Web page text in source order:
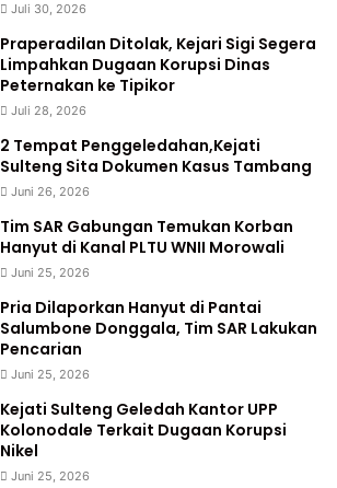
Juli 30, 2026
Praperadilan Ditolak, Kejari Sigi Segera
Limpahkan Dugaan Korupsi Dinas
Peternakan ke Tipikor
Juli 28, 2026
2 Tempat Penggeledahan,Kejati
Sulteng Sita Dokumen Kasus Tambang
Juni 26, 2026
Tim SAR Gabungan Temukan Korban
Hanyut di Kanal PLTU WNII Morowali
Juni 25, 2026
Pria Dilaporkan Hanyut di Pantai
Salumbone Donggala, Tim SAR Lakukan
Pencarian
Juni 25, 2026
Kejati Sulteng Geledah Kantor UPP
Kolonodale Terkait Dugaan Korupsi
Nikel
Juni 25, 2026